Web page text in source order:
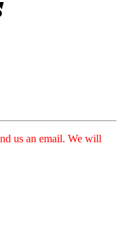
us an email. We will